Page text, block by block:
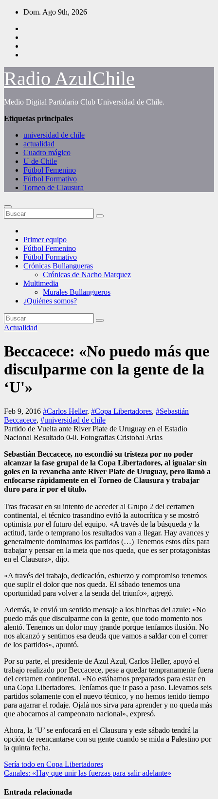
Saltar
contenido
Dom. Ago 9th, 2026
Radio AzulChile
Medio Digital Partidario Club Universidad de Chile.
Etiquetas principales
universidad de chile
actualidad
Cuadro mágico
U de Chile
Fútbol Femenino
Fútbol Formativo
Torneo de Clausura
Primer equipo
Fútbol Femenino
Fútbol Formativo
Crónicas Bullangueras
Crónicas de Nacho Marquez
Multimedia
Murales Bullangueros
¿Quiénes somos?
Actualidad
Beccacece: «No puedo más que
disculparme con la gente de la
‘U'»
Feb 9, 2016 #Carlos Heller, #Copa Libertadores, #Sebastián
Beccacece, #universidad de chile
Partido de Vuelta ante River Plate de Uruguay en el Estadio
Nacional Resultado 0-0. Fotografias Cristobal Arias
Sebastián Beccacece, no escondió su tristeza por no poder
alcanzar la fase grupal de la Copa Libertadores, al igualar sin
goles en la revancha ante River Plate de Uruguay, pero llamó a
enfocarse rápidamente en el Torneo de Clausura y trabajar
duro para ir por el título.
Tras fracasar en su intento de acceder al Grupo 2 del certamen
continental, el técnico trasandino evitó la autocrítica y se mostró
optimista por el futuro del equipo. «A través de la búsqueda y la
actitud, tarde o temprano los resultados van a llegar. Hay avances y
generalmente dominamos los partidos (…) Tenemos estos días para
trabajar y pensar en la meta que nos queda, que es ser protagonistas
en el Clausura», dijo.
«A través del trabajo, dedicación, esfuerzo y compromiso tenemos
que suplir el dolor que nos queda. El sábado tenemos una
oportunidad para volver a la senda del triunfo», agregó.
Además, le envió un sentido mensaje a los hinchas del azule: «No
puedo más que disculparme con la gente, que todo momento nos
alentó. Tenemos un dolor muy grande porque teníamos ilusión. No
nos alcanzó y sentimos esa deuda que vamos a saldar con el correr
de los partidos», apuntó.
Por su parte, el presidente de Azul Azul, Carlos Heller, apoyó el
trabajo realizado por Beccacece, pese a quedar tempranamente fuera
del certamen continental. «No estábamos preparados para estar en
una Copa Libertadores. Teníamos que ir paso a paso. Llevamos seis
partidos solamente con el nuevo técnico, y no hemos tenido tiempo
para agarrar el rodaje. Ojalá nos sirva para aprender y no queda más
que abocarnos al campeonato nacional», expresó.
Ahora, la ‘U’ se enfocará en el Clausura y este sábado tendrá la
opción de reencantarse con su gente cuando se mida a Palestino por
la quinta fecha.
Navegación
de
entradas
Sería todo en Copa Libertadores
Canales: «Hay que unir las fuerzas para salir adelante»
Entrada relacionada